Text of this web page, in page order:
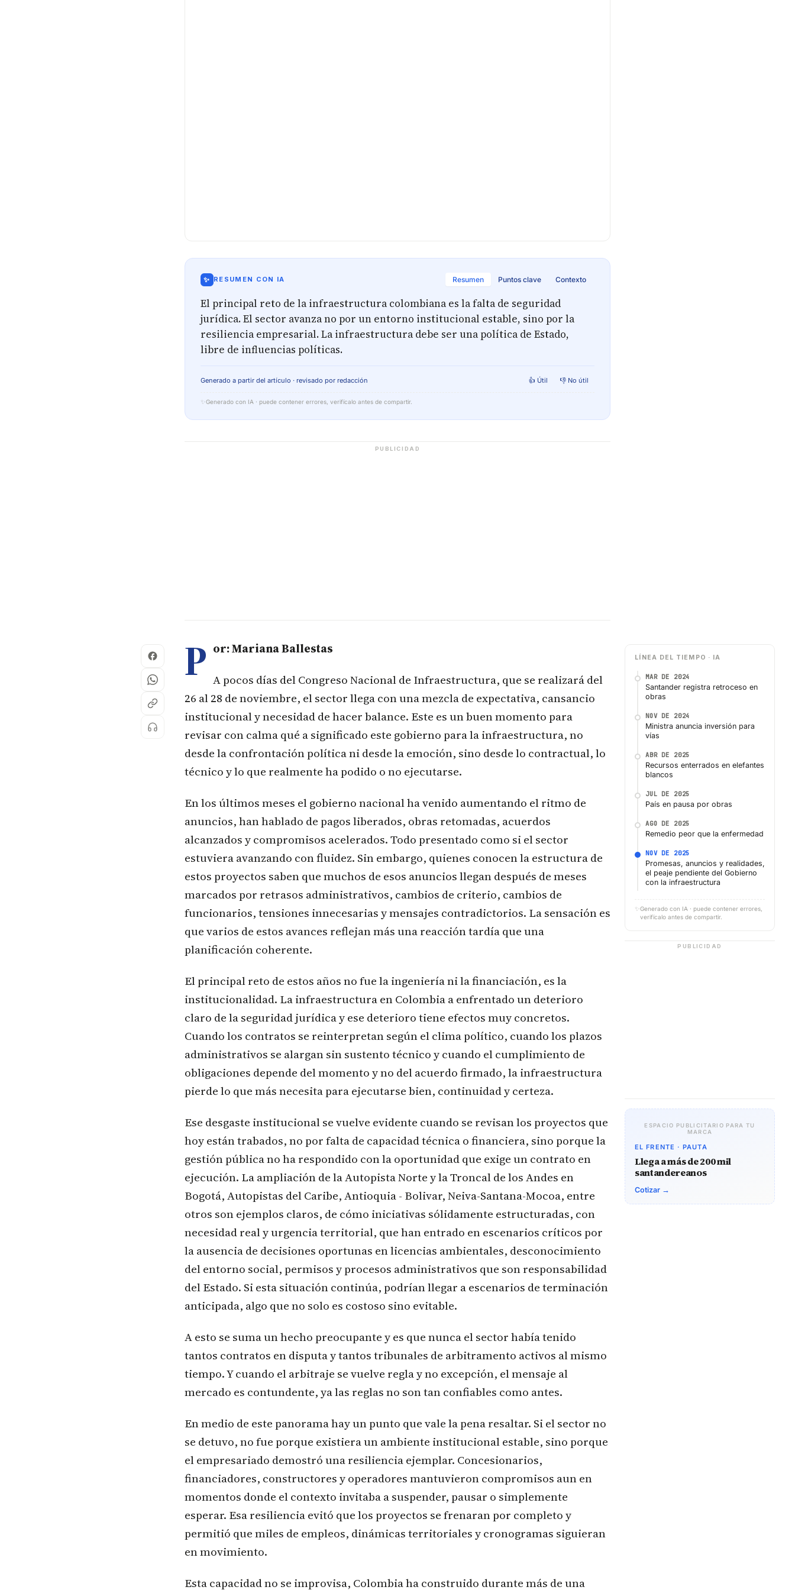
✨ RESUMEN CON IA Resumen Puntos clave Contexto
El principal reto de la infraestructura colombiana es la falta de seguridad
jurídica. El sector avanza no por un entorno institucional estable, sino por la
resiliencia empresarial. La infraestructura debe ser una política de Estado,
libre de influencias políticas.
Generado a partir del artículo · revisado por redacción 👍 Útil 👎 No útil
✨ Generado con IA · puede contener errores, verifícalo antes de compartir.
PUBLICIDAD
P or: Mariana Ballestas
A pocos días del Congreso Nacional de Infraestructura, que se realizará del
26 al 28 de noviembre, el sector llega con una mezcla de expectativa, cansancio
institucional y necesidad de hacer balance. Este es un buen momento para
revisar con calma qué a significado este gobierno para la infraestructura, no
desde la confrontación política ni desde la emoción, sino desde lo contractual, lo
técnico y lo que realmente ha podido o no ejecutarse.
En los últimos meses el gobierno nacional ha venido aumentando el ritmo de
anuncios, han hablado de pagos liberados, obras retomadas, acuerdos
alcanzados y compromisos acelerados. Todo presentado como si el sector
estuviera avanzando con fluidez. Sin embargo, quienes conocen la estructura de
estos proyectos saben que muchos de esos anuncios llegan después de meses
marcados por retrasos administrativos, cambios de criterio, cambios de
funcionarios, tensiones innecesarias y mensajes contradictorios. La sensación es
que varios de estos avances reflejan más una reacción tardía que una
planificación coherente.
El principal reto de estos años no fue la ingeniería ni la financiación, es la
institucionalidad. La infraestructura en Colombia a enfrentado un deterioro
claro de la seguridad jurídica y ese deterioro tiene efectos muy concretos.
Cuando los contratos se reinterpretan según el clima político, cuando los plazos
administrativos se alargan sin sustento técnico y cuando el cumplimiento de
obligaciones depende del momento y no del acuerdo firmado, la infraestructura
pierde lo que más necesita para ejecutarse bien, continuidad y certeza.
Ese desgaste institucional se vuelve evidente cuando se revisan los proyectos que
hoy están trabados, no por falta de capacidad técnica o financiera, sino porque la
gestión pública no ha respondido con la oportunidad que exige un contrato en
ejecución. La ampliación de la Autopista Norte y la Troncal de los Andes en
Bogotá, Autopistas del Caribe, Antioquia - Bolivar, Neiva-Santana-Mocoa, entre
otros son ejemplos claros, de cómo iniciativas sólidamente estructuradas, con
necesidad real y urgencia territorial, que han entrado en escenarios críticos por
la ausencia de decisiones oportunas en licencias ambientales, desconocimiento
del entorno social, permisos y procesos administrativos que son responsabilidad
del Estado. Si esta situación continúa, podrían llegar a escenarios de terminación
anticipada, algo que no solo es costoso sino evitable.
A esto se suma un hecho preocupante y es que nunca el sector había tenido
tantos contratos en disputa y tantos tribunales de arbitramento activos al mismo
tiempo. Y cuando el arbitraje se vuelve regla y no excepción, el mensaje al
mercado es contundente, ya las reglas no son tan confiables como antes.
En medio de este panorama hay un punto que vale la pena resaltar. Si el sector no
se detuvo, no fue porque existiera un ambiente institucional estable, sino porque
el empresariado demostró una resiliencia ejemplar. Concesionarios,
financiadores, constructores y operadores mantuvieron compromisos aun en
momentos donde el contexto invitaba a suspender, pausar o simplemente
esperar. Esa resiliencia evitó que los proyectos se frenaran por completo y
permitió que miles de empleos, dinámicas territoriales y cronogramas siguieran
en movimiento.
Esta capacidad no se improvisa, Colombia ha construido durante más de una
LÍNEA DEL TIEMPO · IA
MAR DE 2024
Santander registra retroceso en
obras
NOV DE 2024
Ministra anuncia inversión para
vías
ABR DE 2025
Recursos enterrados en elefantes
blancos
JUL DE 2025
País en pausa por obras
AGO DE 2025
Remedio peor que la enfermedad
NOV DE 2025
Promesas, anuncios y realidades,
el peaje pendiente del Gobierno
con la infraestructura
✨ Generado con IA · puede contener errores,
verifícalo antes de compartir.
PUBLICIDAD
ESPACIO PUBLICITARIO PARA TU
MARCA
EL FRENTE · PAUTA
Llega a más de 200 mil
santandereanos
Cotizar →